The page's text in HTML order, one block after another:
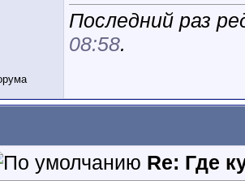
Последний раз
08:58.
Re: Где